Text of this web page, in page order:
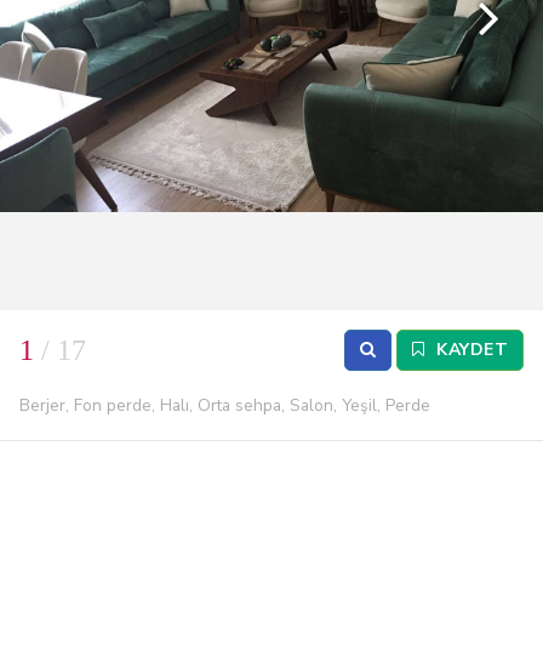
1 / 17 KAYDET
Berjer, Fon perde, Halı, Orta sehpa, Salon, Yeşil, Perde